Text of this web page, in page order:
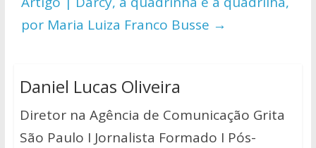
por Maria Luiza Franco Busse →
Daniel Lucas Oliveira
Diretor na Agência de Comunicação Grita
São Paulo I Jornalista Formado I Pós-